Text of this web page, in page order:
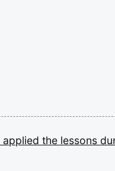
applied the lessons